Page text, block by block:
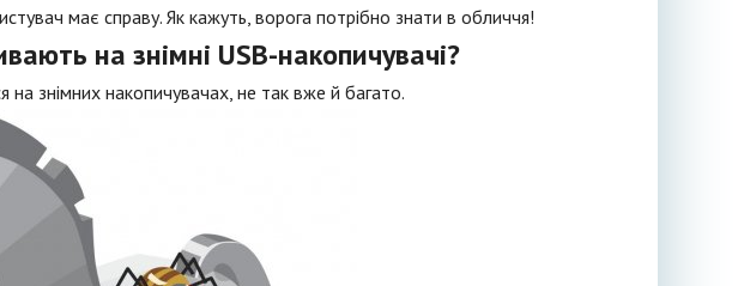
має справу. Як кажуть, ворога потрібно знати в обличчя!
на знімні USB-накопичувачі?
на знімних накопичувачах, не так вже й багато.